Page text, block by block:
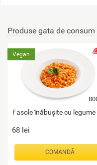
Produse gata de consum
Vegan
Fasole înăbușite cu legume
68 lei
COMANDĂ